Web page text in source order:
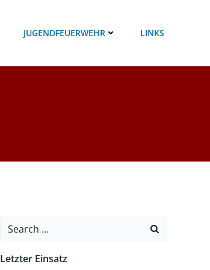
JUGENDFEUERWEHR LINKS
Search
Letzter Einsatz